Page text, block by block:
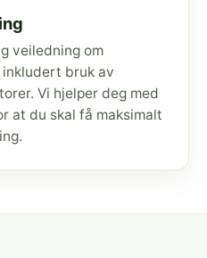
veiledning om
bruk av
Vi hjelper deg med
at du skal få maksimalt